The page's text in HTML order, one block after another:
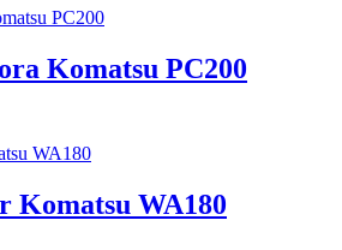
Komatsu PC200
Komatsu WA180